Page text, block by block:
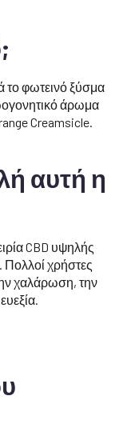
το φωτεινό ξύσμα
άρωμα
Creamsicle.
αυτή η
CBD υψηλής
Πολλοί χρήστες
χαλάρωση, την